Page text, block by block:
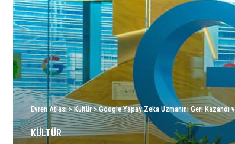
Evren Atlası>Kültür>Google Yapay Zeka Uzmanını Geri
KÜLTÜR